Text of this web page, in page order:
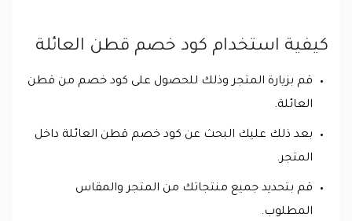
كيفية استخدام كود خصم قطن العائلة
قم بزيارة المتجر وذلك للحصول على كود خصم من قطن
العائلة.
بعد ذلك عليك البحث عن كود خصم قطن العائلة داخل
المتجر.
قم بتحديد جميع منتجاتك من المتجر والمقاس
المطلوب.